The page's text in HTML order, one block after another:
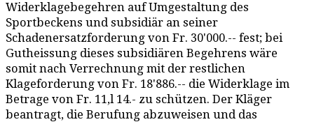
Widerklagebegehren auf Umgestaltung des
Sportbeckens und subsidiär an seiner
Schadenersatzforderung von Fr. 30'000.-- fest; bei
Gutheissung dieses subsidiären Begehrens wäre
somit nach Verrechnung mit der restlichen
Klageforderung von Fr. 18'886.-- die Widerklage im
Betrage von Fr. 11,l 14.- zu schützen. Der Kläger
beantragt, die Berufung abzuweisen und das